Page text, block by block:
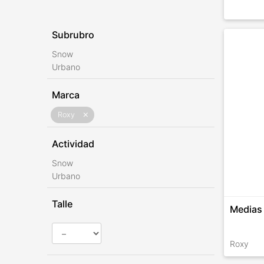
Subrubro
Snow
Urbano
Marca
Roxy close
Actividad
Snow
Urbano
Talle
Roxy